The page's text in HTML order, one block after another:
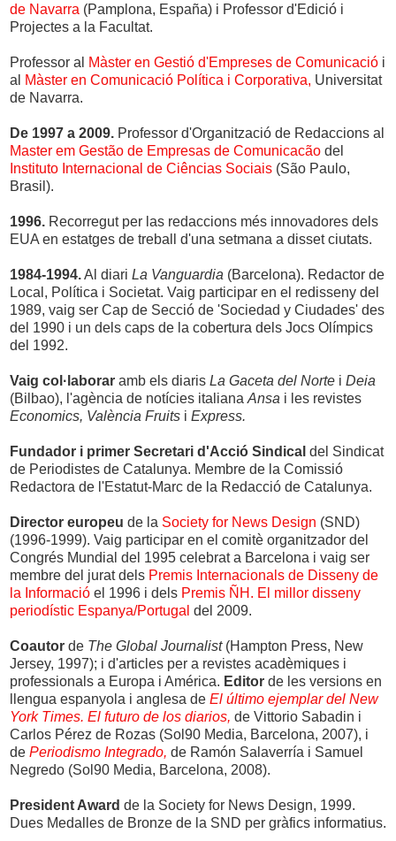
de Navarra (Pamplona, España) i Professor d'Edició i
Projectes a la Facultat.
Professor al Màster en Gestió d'Empreses de Comunicació i
al
Màster en Comunicació Política i Corporativa, Universitat
de Navarra.
De 1997 a 2009. Professor d'Organització de Redaccions al
Master em Gestão de Empresas de Comunicacão del
Instituto Internacional de Ciências Sociais (São Paulo,
Brasil).
1996. Recorregut per las redaccions més innovadores dels
EUA en estatges de treball d'una setmana a disset ciutats.
1984-1994.Al diari La Vanguardia (Barcelona). Redactor de
Local, Política i Societat. Vaig participar en el redisseny del
1989, vaig ser Cap de Secció de 'Sociedad y Ciudades' des
del 1990 i un dels caps de la cobertura dels Jocs Olímpics
del 1992.
Vaig col·laborar amb els diaris La Gaceta del Norte i Deia
(Bilbao), l'agència de notícies italiana Ansa i les revistes
Economics, València Fruits i Express.
Fundador i primer Secretari d'Acció Sindical del Sindicat
de Periodistes de Catalunya. Membre de la Comissió
Redactora de l'Estatut-Marc de la Redacció de Catalunya.
Director europeu de la Society for News Design (SND)
(1996-1999). Vaig participar en el comitè organitzador del
Congrés Mundial del 1995 celebrat a Barcelona i vaig ser
membre del jurat dels Premis Internacionals de Disseny de
la Informació el 1996 i dels Premis ÑH. El millor disseny
periodístic Espanya/Portugal del 2009.
Coautor de The Global Journalist(Hampton Press, New
Jersey, 1997); i d'articles per a revistes acadèmiques i
professionals a Europa i América. Editor de les versions en
llengua espanyola i anglesa de El último ejemplar del New
York Times. El futuro de los diarios, de Vittorio Sabadin i
Carlos Pérez de Rozas (Sol90 Media, Barcelona, 2007), i
de Periodismo Integrado, de Ramón Salaverría i Samuel
Negredo (Sol90 Media, Barcelona, 2008).
President Award de la Society for News Design, 1999.
Dues Medalles de Bronze de la SND per gràfics informatius.